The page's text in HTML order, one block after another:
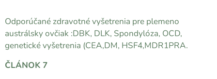
Odporúčané zdravotné vyšetrenia pre plemeno
austrálsky ovčiak :DBK, DLK, Spondylóza, OCD,
genetické vyšetrenia (CEA,DM, HSF4,MDR1PRA.
ČLÁNOK 7